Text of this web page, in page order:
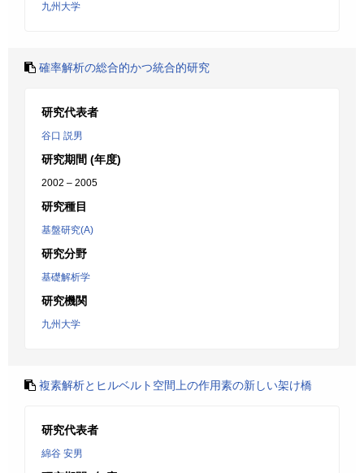
九州大学
確率解析の総合的かつ統合的研究
研究代表者
谷口 説男
研究期間 (年度)
2002 – 2005
研究種目
基盤研究(A)
研究分野
基礎解析学
研究機関
九州大学
複素解析とヒルベルト空間上の作用素の新しい架け橋
研究代表者
綿谷 安男